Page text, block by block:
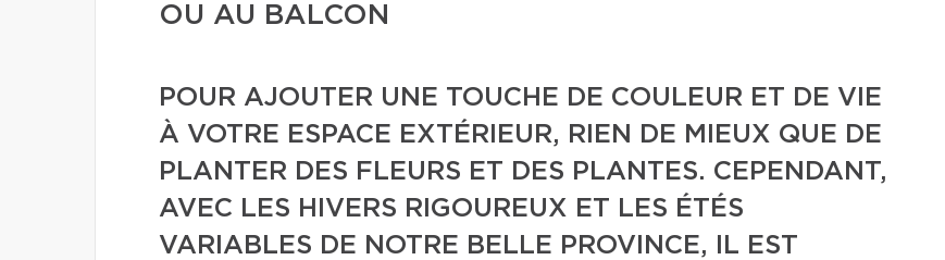
OU AU BALCON
POUR AJOUTER UNE TOUCHE DE COULEUR ET DE VIE
À VOTRE ESPACE EXTÉRIEUR, RIEN DE MIEUX QUE DE
PLANTER DES FLEURS ET DES PLANTES. CEPENDANT,
AVEC LES HIVERS RIGOUREUX ET LES ÉTÉS
VARIABLES DE NOTRE BELLE PROVINCE, IL EST